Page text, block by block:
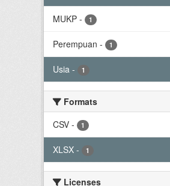
MUKP - 1
Perempuan - 1
Usia - 1
Formats
CSV - 1
XLSX - 1
Licenses